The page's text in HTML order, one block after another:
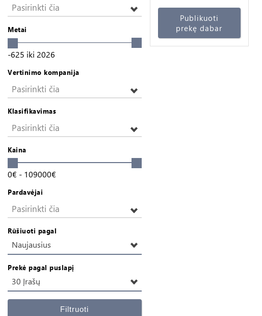
Pasirinkti čia
Metai
-625 iki 2026
Vertinimo kompanija
Pasirinkti čia
Klasifikavimas
Pasirinkti čia
Kaina
0€ - 109000€
Pardavėjai
Pasirinkti čia
Rūšiuoti pagal
Naujausius
Prekė pagal puslapį
30 Įrašų
Filtruoti
Publikuoti
prekę dabar